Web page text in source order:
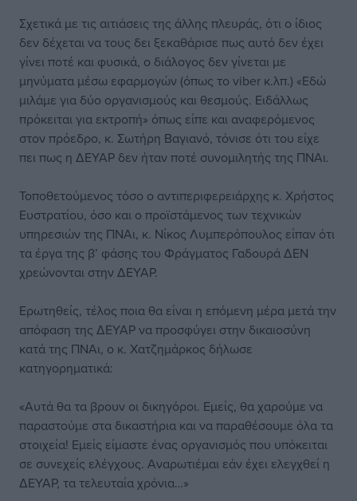
Σχετικά με τις αιτιάσεις της άλλης πλευράς, ότι ο ίδιος
δεν δέχεται να τους δει ξεκαθάρισε πως αυτό δεν έχει
γίνει ποτέ και φυσικά, ο διάλογος δεν γίνεται με
μηνύματα μέσω εφαρμογών (όπως το viber κ.λπ.) «Εδώ
μιλάμε για δύο οργανισμούς και θεσμούς. Ειδάλλως
πρόκειται για εκτροπή» όπως είπε και αναφερόμενος
στον πρόεδρο, κ. Σωτήρη Βαγιανό, τόνισε ότι του είχε
πει πως η ΔΕΥΑΡ δεν ήταν ποτέ συνομιλητής της ΠΝΑι.
Τοποθετούμενος τόσο ο αντιπεριφερειάρχης κ. Χρήστος
Ευστρατίου, όσο και ο προϊστάμενος των τεχνικών
υπηρεσιών της ΠΝΑι, κ. Νίκος Λυμπερόπουλος είπαν ότι
τα έργα της β’ φάσης του Φράγματος Γαδουρά ΔΕΝ
χρεώνονται στην ΔΕΥΑΡ.
Ερωτηθείς, τέλος ποια θα είναι η επόμενη μέρα μετά την
απόφαση της ΔΕΥΑΡ να προσφύγει στην δικαιοσύνη
κατά της ΠΝΑι, ο κ. Χατζημάρκος δήλωσε
κατηγορηματικά:
«Αυτά θα τα βρουν οι δικηγόροι. Εμείς, θα χαρούμε να
παραστούμε στα δικαστήρια και να παραθέσουμε όλα τα
στοιχεία! Εμείς είμαστε ένας οργανισμός που υπόκειται
σε συνεχείς ελέγχους. Αναρωτιέμαι εάν έχει ελεγχθεί η
ΔΕΥΑΡ, τα τελευταία χρόνια…»